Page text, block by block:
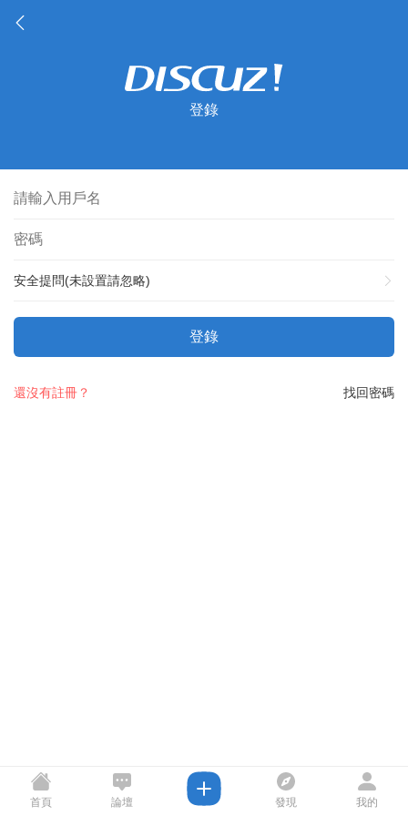
登錄
安全提問(未設置請忽略)
登錄
找回密碼
還沒有註冊？
首頁 論壇 發現 我的